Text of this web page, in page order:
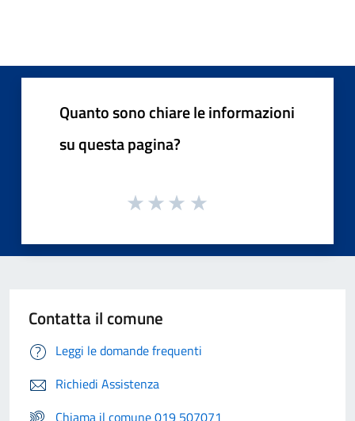
Quanto sono chiare le informazioni
su questa pagina?
Contatta il comune
Leggi le domande frequenti
Richiedi Assistenza
Chiama il comune 019 507071